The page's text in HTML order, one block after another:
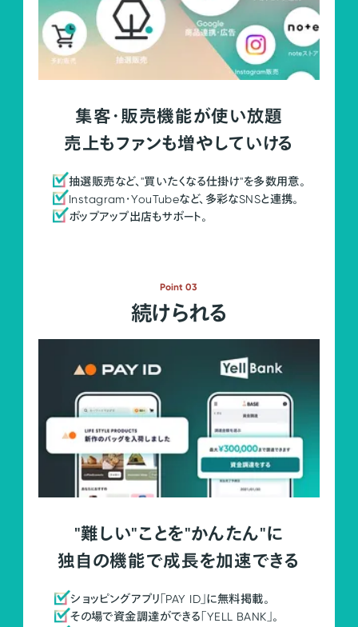
集客・販売機能が使い放題
売上もファンも増やしていける
抽選販売など、"買いたくなる仕掛け"を多数用意。
Instagram・YouTubeなど、多彩なSNSと連携。
ポップアップ出店もサポート。
Point 03
続けられる
"難しい"ことを"かんたん"に
独自の機能で成長を加速できる
ショッピングアプリ「PAY ID」に無料掲載。
その場で資金調達ができる「YELL BANK」。